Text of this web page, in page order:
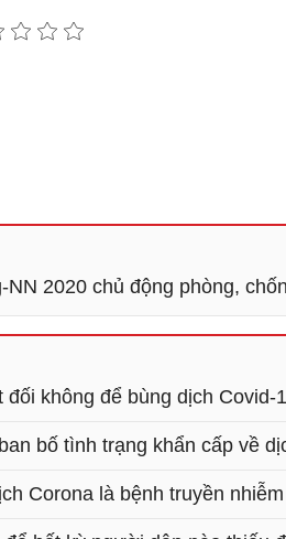
NN 2020 chủ động phòng,
đối không để bùng dịch
bố tình trạng khẩn cấp về
Corona là bệnh truyền